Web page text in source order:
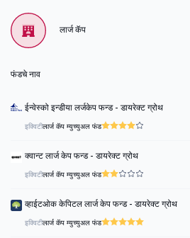
लार्ज कॅप
फंडचे नाव
ईन्वेस्को इन्डीया लर्जकेप फन्ड - डायरेक्ट ग्रोथ
इक्विटीलार्ज कॅप म्युच्युअल फंड
क्वान्ट लार्ज केप फन्ड - डायरेक्ट ग्रोथ
इक्विटीलार्ज कॅप म्युच्युअल फंड
व्हाईटओक केपिटल लार्ज केप फन्ड - डायरेक्ट ग्रोथ
इक्विटीलार्ज कॅप म्युच्युअल फंड